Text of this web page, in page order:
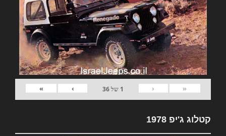
«
‹
1 של36
›
»
קטלוג ג'יפ 1978